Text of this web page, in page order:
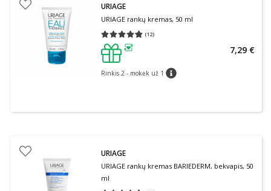
URIAGE
URIAGE rankų kremas, 50 ml
(12)
Vidutinis įvertinimas 4.75
patarimas
Rinkis 2 - mokėk už 1 patarimas
7,29 €
URIAGE
URIAGE rankų kremas BARIEDERM, bekvapis, 50
ml